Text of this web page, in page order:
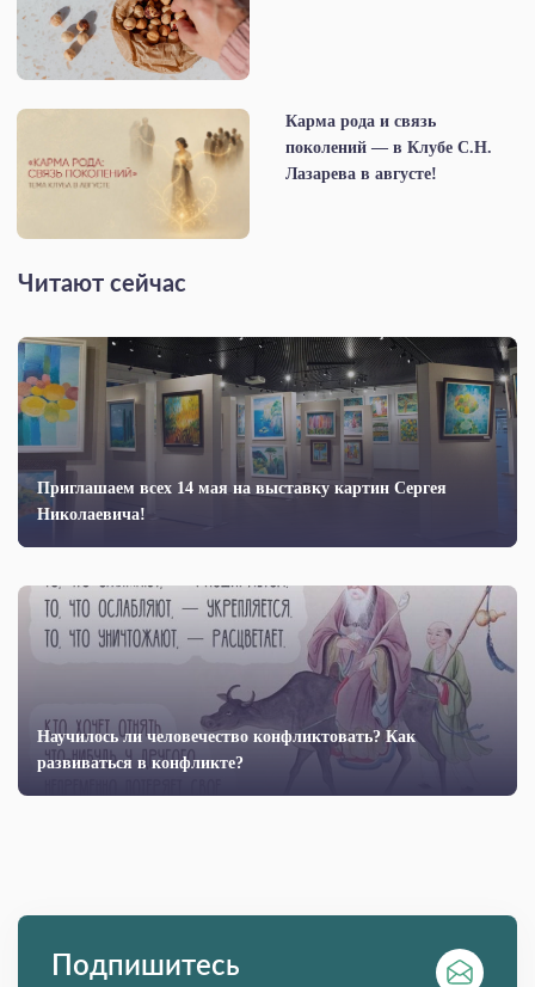
Карма рода и связь
поколений — в Клубе С.Н.
Лазарева в августе!
Читают сейчас
Приглашаем всех 14 мая на выставку картин Сергея
Николаевича!
Научилось ли человечество конфликтовать? Как
развиваться в конфликте?
Подпишитесь